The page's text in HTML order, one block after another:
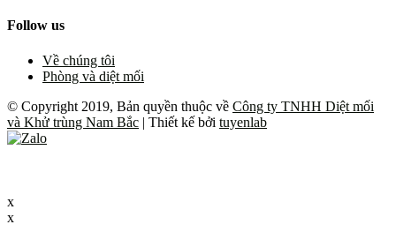
Follow us
Về chúng tôi
Phòng và diệt mối
© Copyright 2019, Bản quyền thuộc về Công ty TNHH Diệt mối
và Khử trùng Nam Bắc | Thiết kế bởi tuyenlab
x
x